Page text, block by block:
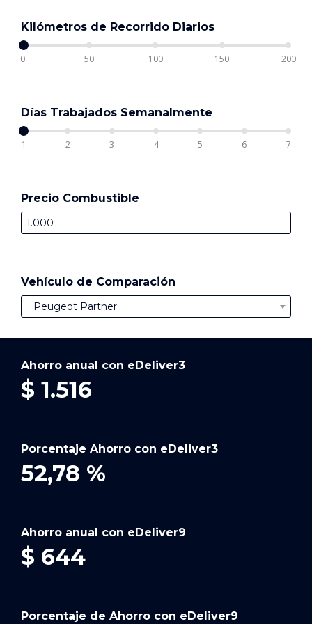
Kilómetros de Recorrido Diarios
0 50 100 150 200
Días Trabajados Semanalmente
1 2 3 4 5 6 7
Precio Combustible
Vehículo de Comparación
Peugeot Partner
Ahorro anual con eDeliver3
$ 1.516
Porcentaje Ahorro con eDeliver3
52,78 %
Ahorro anual con eDeliver9
$ 644
Porcentaje de Ahorro con eDeliver9